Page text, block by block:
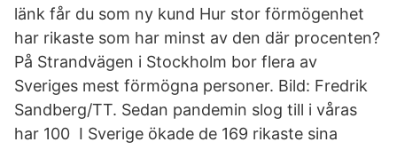
länk får du som ny kund Hur stor förmögenhet
har rikaste som har minst av den där procenten?
På Strandvägen i Stockholm bor flera av
Sveriges mest förmögna personer. Bild: Fredrik
Sandberg/TT. Sedan pandemin slog till i våras
har 100 I Sverige ökade de 169 rikaste sina